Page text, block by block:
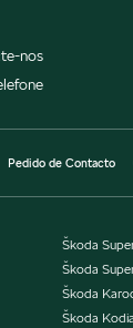
nos
Pedido de Contacto
Škoda
Škoda
Škoda
Škoda